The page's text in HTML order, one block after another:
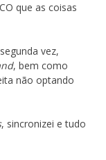
que as coisas
vez,
, bem como
não optando
, sincronizei e tudo